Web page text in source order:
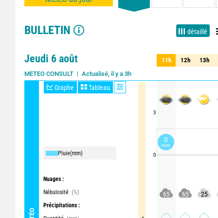
BULLETIN détaillé
Jeudi 6 août
METEO CONSULT Actualisé, il y a 3h
Graphe Tableau
Pluie(mm)
Nuages :
Nébulosité (%)
Précipitations :
3
0
11h 12h 13h
11h 12h 13h
65 65 25
0
mm